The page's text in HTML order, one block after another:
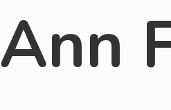
Ann